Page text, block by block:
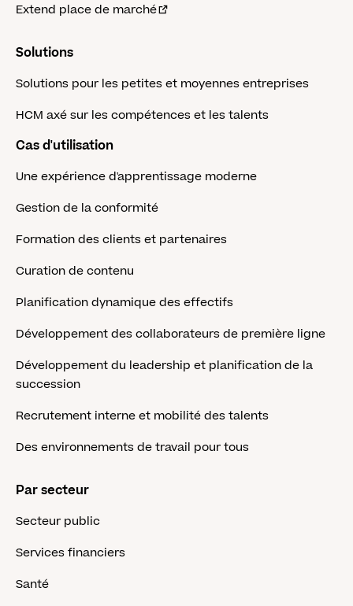
Extend place de marché
Solutions
Solutions pour les petites et moyennes entreprises
HCM axé sur les compétences et les talents
Cas d'utilisation
Une expérience d'apprentissage moderne
Gestion de la conformité
Formation des clients et partenaires
Curation de contenu
Planification dynamique des effectifs
Développement des collaborateurs de première ligne
Développement du leadership et planification de la
succession
Recrutement interne et mobilité des talents
Des environnements de travail pour tous
Par secteur
Secteur public
Services financiers
Santé